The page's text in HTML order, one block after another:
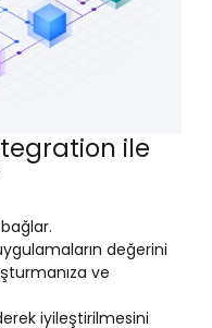
ile
değerini
ve
iyileştirilmesini